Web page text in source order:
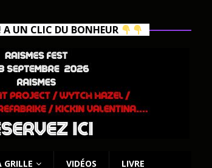
A UN CLIC DU BONHEUR
GRILLE VIDÉOS LIVRE